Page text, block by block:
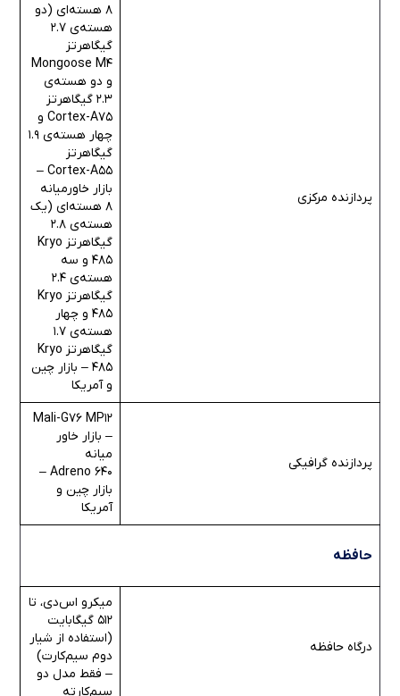
پردازنده مرکزی
8 هسته‌ای (دو
هسته‌ی 2.7
گیگاهرتز
Mongoose M4
و دو هسته‌ی
2.3 گیگاهرتز
Cortex-A75 و
چهار هسته‌ی 1.9
گیگاهرتز
Cortex-A55 –
بازار خاورمیانه
8 هسته‌ای (یک
هسته‌ی 2.8
گیگاهرتز Kryo
485 و سه
هسته‌ی 2.4
گیگاهرتز Kryo
485 و چهار
هسته‌ی 1.7
گیگاهرتز Kryo
485 – بازار چین
و آمریکا
پردازنده گرافیکی
Mali-G76 MP12
– بازار خاور
میانه
Adreno 640 –
بازار چین و
آمریکا
حافظه
درگاه حافظه
میکرو اس‌دی، تا
512 گیگابایت
(استفاده از شیار
دوم سیم‌کارت)
– فقط مدل دو
سیم‌کارته